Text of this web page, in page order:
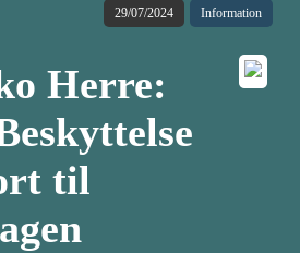
29/07/2024 Information
Herre:
til